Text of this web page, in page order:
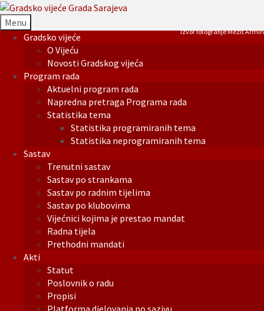
Menu
Gradsko vijeće
O Vijeću
Novosti Gradskog vijeća
Program rada
Aktuelni program rada
Napredna pretraga Programa rada
Statistika tema
Statistika programiranih tema
Statistika neprogramiranih tema
Sastav
Trenutni sastav
Sastav po strankama
Sastav po radnim tijelima
Sastav po klubovima
Vijećnici kojima je prestao mandat
Radna tijela
Prethodni mandati
Akti
Statut
Poslovnik o radu
Propisi
Izvor fotografije Mezit Armin